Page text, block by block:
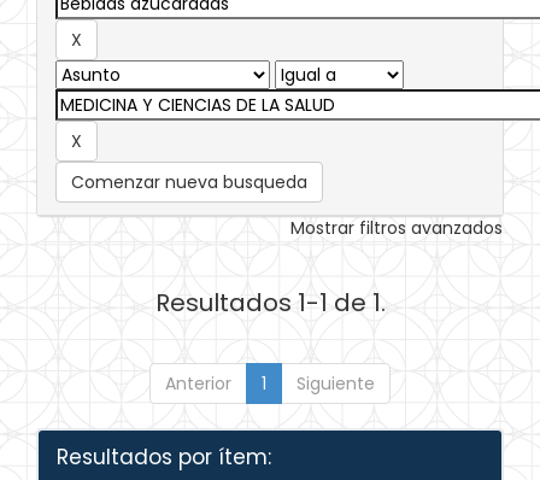
Comenzar nueva busqueda
Mostrar filtros avanzados
Resultados 1-1 de 1.
Anterior 1 Siguiente
Resultados por ítem: